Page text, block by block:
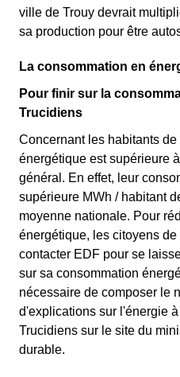
ville de Trouy devrait
sa production pour être
La consommation en
Pour finir sur la
Trucidiens
Concernant les habitants
énergétique est supérieure
général. En effet, leur
supérieure MWh / habitant
moyenne nationale. Pour
énergétique, les citoyens
contacter EDF pour se
sur sa consommation
nécessaire de composer le
d'explications sur l'énergie
Trucidiens sur le site du
durable.